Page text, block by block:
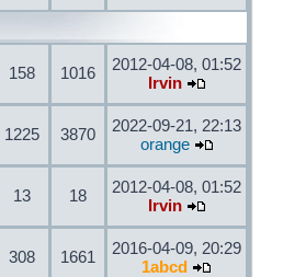
158 1016
2012-04-08, 01:52
Irvin
1225 3870
2022-09-21, 22:13
orange
13 18
2012-04-08, 01:52
Irvin
308 1661
2016-04-09, 20:29
1abcd